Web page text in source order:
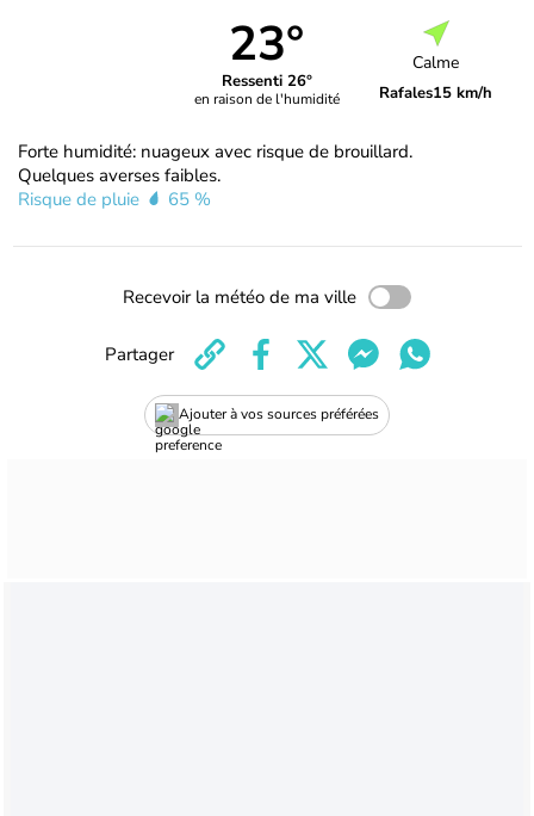
23°
Ressenti 26°
en raison de l'humidité
Calme
Rafales15 km/h
Forte humidité: nuageux avec risque de brouillard.
Quelques averses faibles.
Risque de pluie
65 %
Recevoir la météo de ma ville
Ajouter à vos sources préférées
Partager